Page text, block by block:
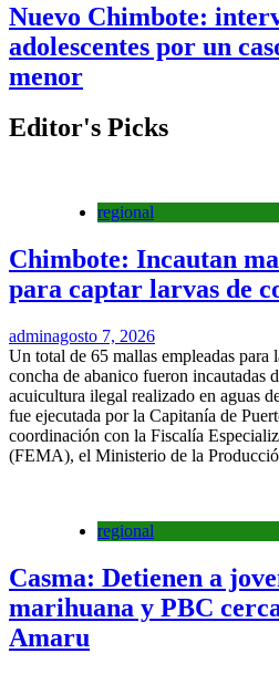
Nuevo Chimbote:
adolescentes por un
menor
Editor's Picks
regional
Chimbote: Incautan
para captar larvas de
adminagosto 7, 2026
Un total de 65 mallas empleadas para
concha de abanico fueron incautadas
acuicultura ilegal realizado en aguas
fue ejecutada por la Capitanía de
coordinación con la Fiscalía
(FEMA), el Ministerio de la
regional
Casma: Detienen a
marihuana y PBC
Amaru